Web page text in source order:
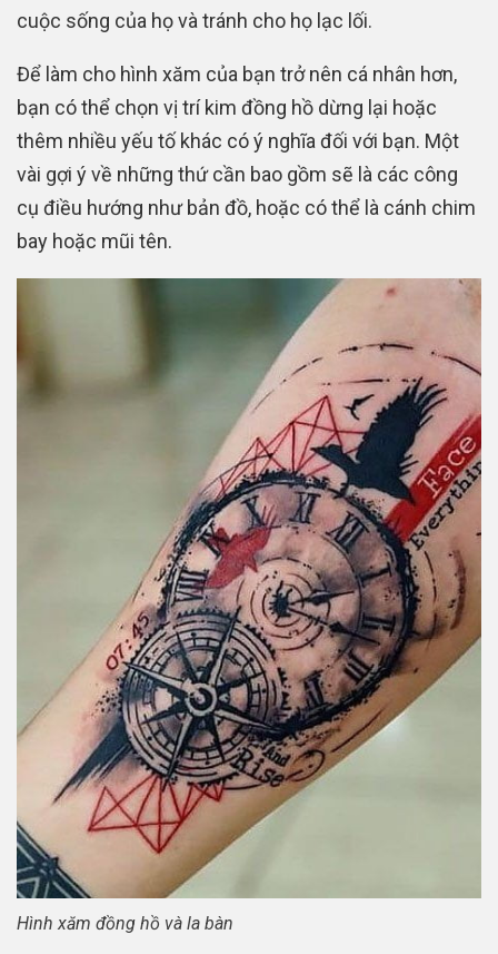
cuộc sống của họ và tránh cho họ lạc lối.
Để làm cho hình xăm của bạn trở nên cá nhân hơn,
bạn có thể chọn vị trí kim đồng hồ dừng lại hoặc
thêm nhiều yếu tố khác có ý nghĩa đối với bạn. Một
vài gợi ý về những thứ cần bao gồm sẽ là các công
cụ điều hướng như bản đồ, hoặc có thể là cánh chim
bay hoặc mũi tên.
Hình xăm đồng hồ và la bàn